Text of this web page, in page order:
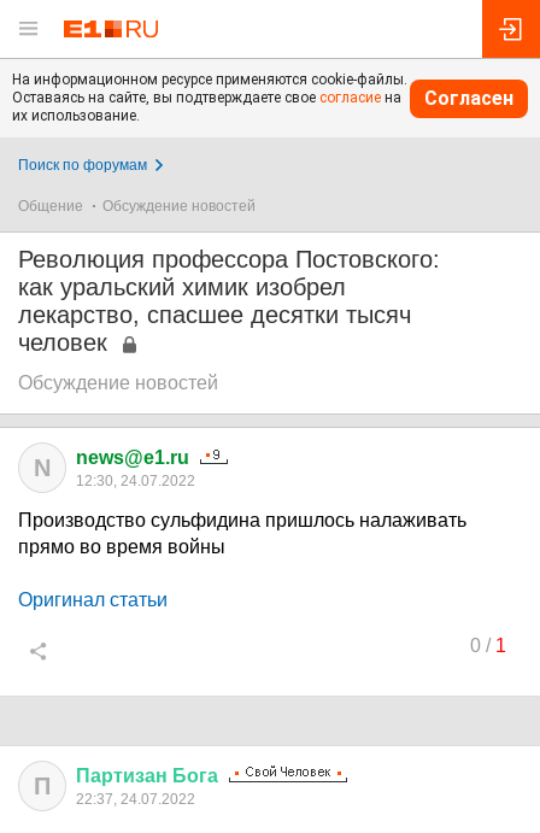
На информационном ресурсе применяются cookie-файлы.
Оставаясь на сайте, вы подтверждаете свое согласие на
их использование.
Согласен
Поиск по форумам
Общение Обсуждение новостей
Революция профессора Постовского:
как уральский химик изобрел
лекарство, спасшее десятки тысяч
человек
Обсуждение новостей
N news@e1.ru
12:30, 24.07.2022
Производство сульфидина пришлось налаживать
прямо во время войны
Оригинал статьи
0/ 1
П Партизан Бога
22:37, 24.07.2022